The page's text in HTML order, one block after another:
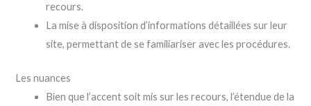
recours.
La mise à disposition d’informations détaillées sur leur
site, permettant de se familiariser avec les procédures.
Les nuances
Bien que l’accent soit mis sur les recours, l’étendue de la